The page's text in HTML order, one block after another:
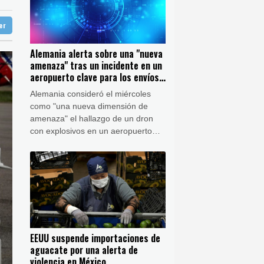
27 °C
30 °C
Buenos Aires
14 °C
22 °C
en México
en California
Alemania alerta sobre una "nueva
amenaza" tras un incidente en un
aeropuerto clave para los envíos
a Ucrania
Alemania consideró el miércoles
como "una nueva dimensión de
amenaza" el hallazgo de un dron
con explosivos en un aeropuerto
envíos a Ucrania, país al que Berlín
brinda un firme respaldo desde el
inicio de la invasión rusa.
EEUU suspende importaciones de
aguacate por una alerta de